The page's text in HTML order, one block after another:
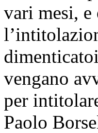
vari mesi, e
vengano
per
Paolo